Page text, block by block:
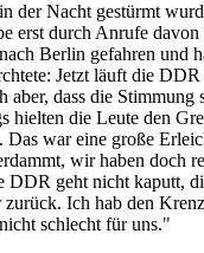
der Nacht gestürmt
erst durch Anrufe davon
Berlin gefahren und
Jetzt läuft die
aber, dass die Stimmung
hielten die Leute den
Das war eine große
wir haben doch
DDR geht nicht kaputt,
Ich hab den
schlecht für uns."